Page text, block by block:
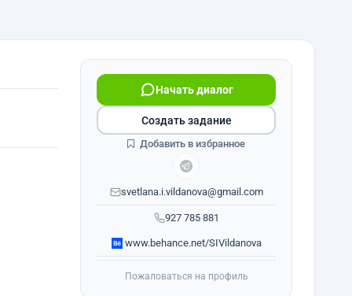
927 785 881
Начать диалог
svetlana.i.vildanova@gmail.com
www.behance.net/SIVildanova
Создать задание
Добавить в избранное
Пожаловаться на профиль